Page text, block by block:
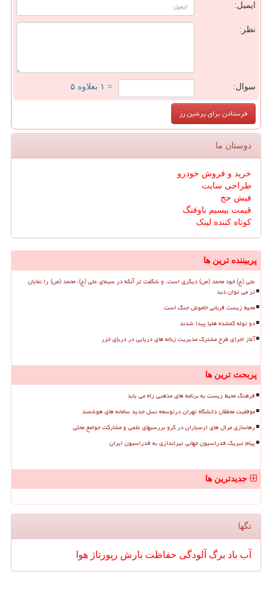
ایمیل:
نظر:
سوال: = ۱ بعلاوه ۵
دوستان ما
خرید و فروش خودرو
طراحی سایت
فیش حج
قیمت بیسیم باوفنگ
کوتاه کننده لینک
پربیننده ترین ها
علی (ع) خود محمد (ص) دیگری است، و شگفت تر آنکه در سیمای علی (ع)، محمد (ص) را نمایان
تر می توان دید
محیط زیست قربانی خاموش جنگ است
دو توله گمشده هلیا پیدا شدند
آغاز اجرای طرح مشترک مدیریت زباله های دریایی در دریای خزر
پربحث ترین ها
فرهنگ محیط زیست به برنامه های مذهبی راه می یابد
موفقیت محققان دانشگاه تهران درتوسعه نسل جدید سامانه های هوشمند
رهاسازی مرال های ارسباران در گرو بررسیهای علمی و مشارکت جوامع محلی
پیام تبریک فدراسیون جهانی تیراندازی به فدراسیون ایران
جدیدترین ها
تگها
آب باد برگ آلودگی حفاظت بارش رپورتاژ هوا